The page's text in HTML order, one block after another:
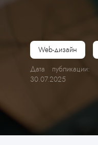
Web-дизайн
Дата публикации:
30.07.2025